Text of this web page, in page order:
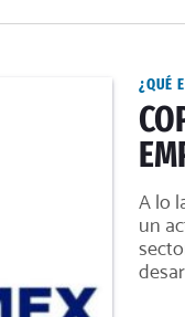
¿QUÉ
A lo
un